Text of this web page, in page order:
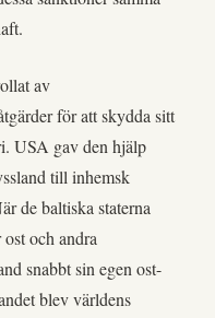
av
för att skydda sitt
USA gav den hjälp
till inhemsk
de baltiska staterna
och andra
snabbt sin egen ost-
blev världens